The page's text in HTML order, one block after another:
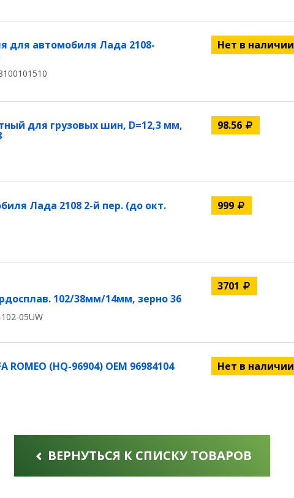
для автомобиля Лада 2108- Нет в наличии
для грузовых шин, D=12,3 мм, 98.56
Лада 2108 2-й пер. (до окт. 999
102/38мм/14мм, зерно 36
05UW
3701
ROMEO (HQ-96904) OEM 96984104 Нет в наличии
ВЕРНУТЬСЯ К СПИСКУ ТОВАРОВ